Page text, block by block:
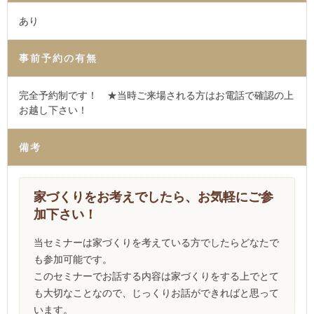
あり
事前予約の有無
完全予約制です！ ★当時ご来場される方はお電話で確認の上
お越し下さい！
備考
家づくりをお考えでしたら、お気軽にご参
加下さい！
当セミナーは家づくりを考えている方でしたらどなたで
も参加可能です。
このセミナーでお話する内容は家づくりをする上でとて
も大切なことなので、じっくりお話ができればと思って
います。